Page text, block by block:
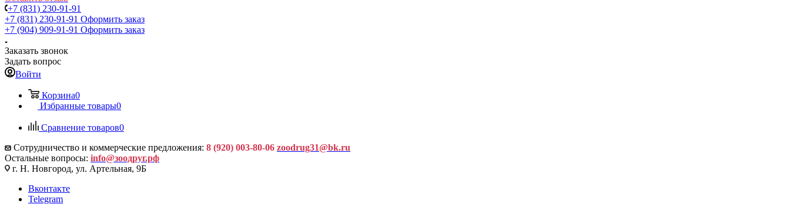
+7 (831) 230-91-91
+7 (831) 230-91-91 Оформить заказ
+7 (904) 909-91-91 Оформить заказ
Заказать звонок
Задать вопрос
Войти
Корзина0
Избранные товары0
Сравнение товаров0
Сотрудничество и коммерческие предложения: 8 (920) 003-80-06 zoodrug31@bk.ru
Остальные вопросы: info@зоодруг.рф
г. Н. Новгород, ул. Артельная, 9Б
Вконтакте
Telegram